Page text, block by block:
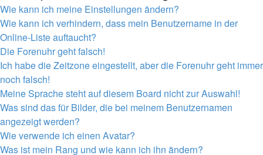
Wie kann ich meine Einstellungen ändern?
Wie kann ich verhindern, dass mein Benutzername in der
Online-Liste auftaucht?
Die Forenuhr geht falsch!
Ich habe die Zeitzone eingestellt, aber die Forenuhr geht immer
noch falsch!
Meine Sprache steht auf diesem Board nicht zur Auswahl!
Was sind das für Bilder, die bei meinem Benutzernamen
angezeigt werden?
Wie verwende ich einen Avatar?
Was ist mein Rang und wie kann ich ihn ändern?